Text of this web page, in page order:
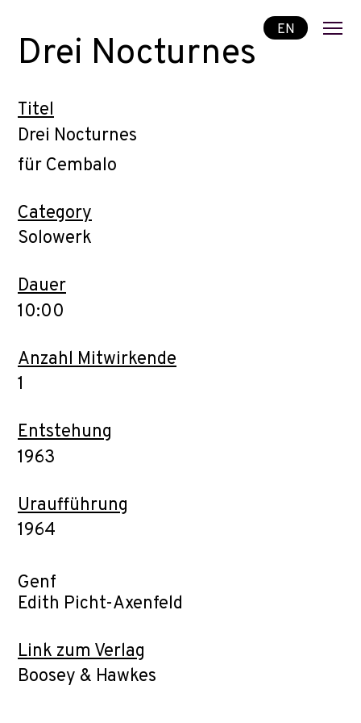
EN
Drei Nocturnes
Titel
Drei Nocturnes
für Cembalo
Category
Solowerk
Dauer
10:00
Anzahl Mitwirkende
1
Entstehung
1963
Uraufführung
1964
Genf
Edith Picht-Axenfeld
Link zum Verlag
Boosey & Hawkes